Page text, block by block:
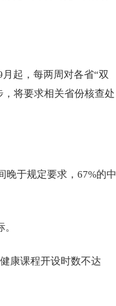
起，每两周对各省“双
将要求相关省份核查处
于规定要求，67%的中
康课程开设时数不达